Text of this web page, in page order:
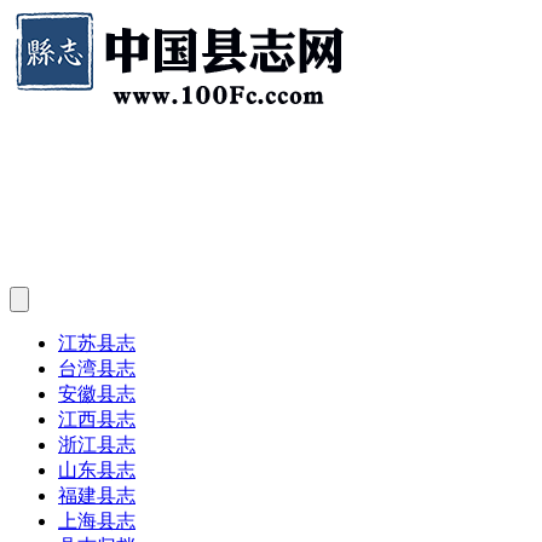
江苏县志
台湾县志
安徽县志
江西县志
浙江县志
山东县志
福建县志
上海县志